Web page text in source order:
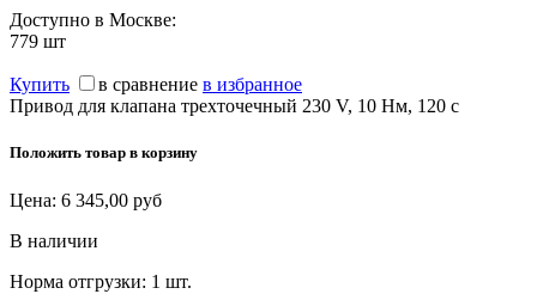
Доступно в Москве:
779 шт
Купить в сравнение в избранное
Привод для клапана трехточечный 230 V, 10 Нм, 120 с
Положить товар в корзину
Цена: 6 345,00 руб
В наличии
Норма отгрузки: 1 шт.